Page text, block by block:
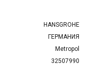
HANSGROHE
ГЕРМАНИЯ
Metropol
32507990